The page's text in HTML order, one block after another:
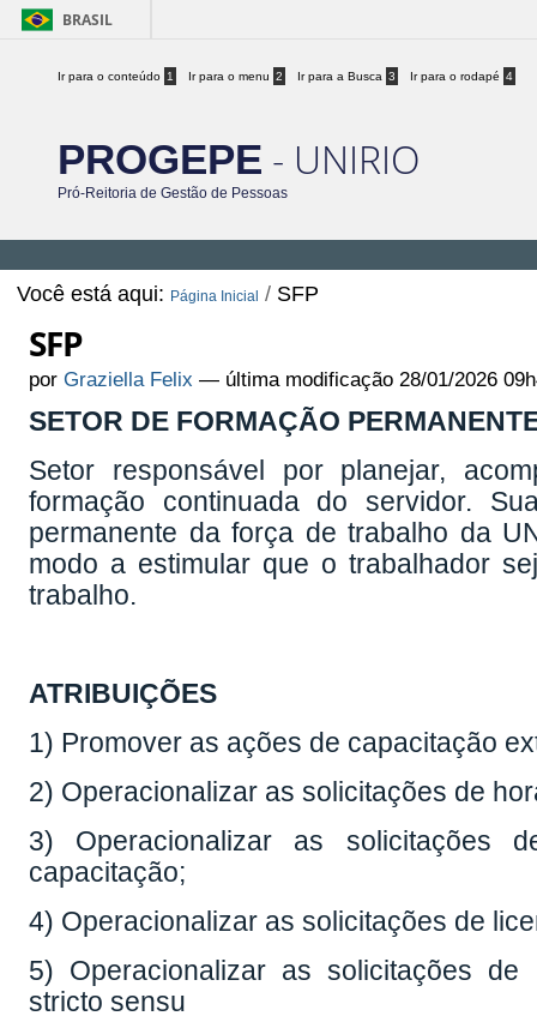
BRASIL
Ir para o conteúdo 1 Ir para o menu 2 Ir para a Busca 3 Ir para o rodapé 4
PROGEPE - UNIRIO
Pró-Reitoria de Gestão de Pessoas
Você está aqui: Página Inicial / SFP
SFP
porGraziella Felix — última modificação 28/01/2026
SETOR DE FORMAÇÃO
Setor responsável por planejar,
formação continuada do servidor.
permanente da força de trabalho da
modo a estimular que o trabalhador
trabalho.
ATRIBUIÇÕES
1) Promover as ações de capacitação
2) Operacionalizar as solicitações de
3) Operacionalizar as solicitações
capacitação;
4) Operacionalizar as solicitações de
5) Operacionalizar as solicitações de
stricto sensu